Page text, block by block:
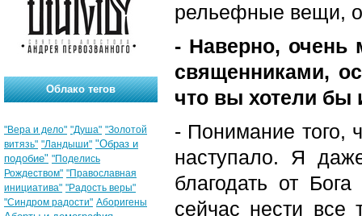
рельефные вещи, о
- Наверно, очень
священниками,
что вы хотели бы
- Понимание того,
наступало. Я
благодать от
сейчас нести все
Облако тегов
"Вера и дело" "Душа" "Золотой
витязь" "Ландыши" "Образ и
подобие" "Поделись
Рождеством" "Православная
инициатива" "Радость веры"
"Синдром радости" Аборигены